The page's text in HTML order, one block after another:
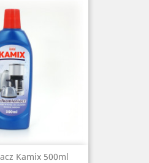
Kamix 500ml